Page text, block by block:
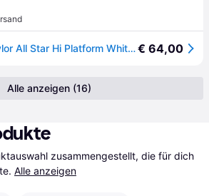
Converse Chuck Taylor All Star Hi Platform White Black (Women's)€ 64,00
Alle anzeigen (16)
zusammengestellt, die für dich
Alle anzeigen